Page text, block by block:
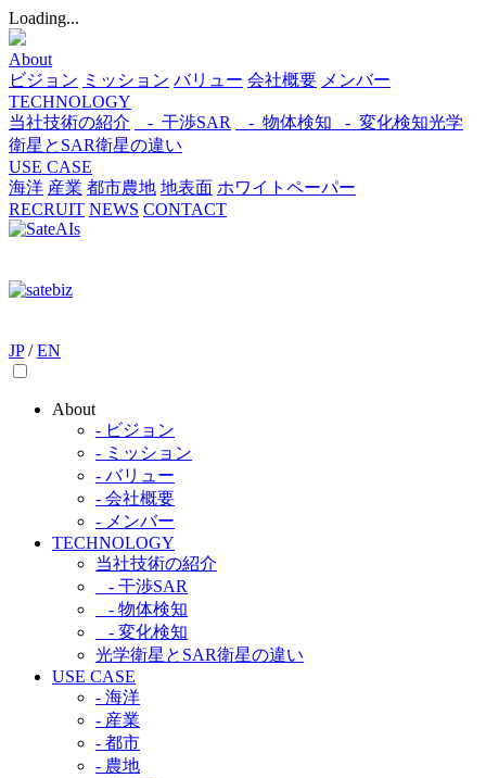
Loading...
About
ビジョン ミッション バリュー 会社概要 メンバー
TECHNOLOGY
当社技術の紹介
- 干渉SAR - 物体検知​ - 変化検知​光学
衛星とSAR衛星の違い
USE CASE
海洋 産業 都市​農地 地表面 ホワイトペーパー
RECRUIT NEWS CONTACT
JP / EN
About
- ビジョン
- ミッション
- バリュー
- 会社概要
- メンバー
TECHNOLOGY
当社技術の紹介​
- 干渉SAR​
- 物体検知​
- 変化検知​
光学衛星とSAR衛星の違い​
USE CASE
- 海洋
- 産業
- 都市​
- 農地